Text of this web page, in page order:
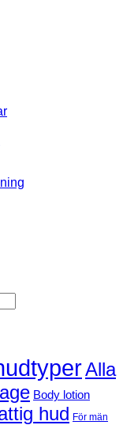
Alla
Body lotion
hud För män